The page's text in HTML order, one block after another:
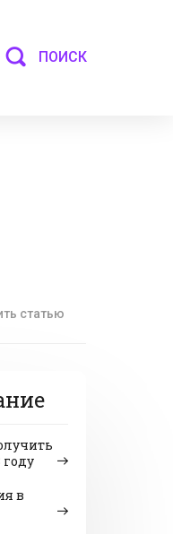
ПОИСК
статью
году
в